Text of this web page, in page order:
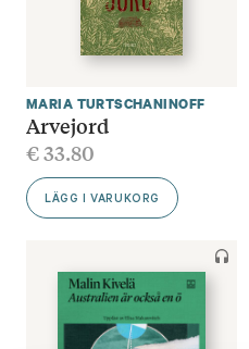
MARIA TURTSCHANINOFF
Arvejord
€ 33.80
LÄGG I VARUKORG